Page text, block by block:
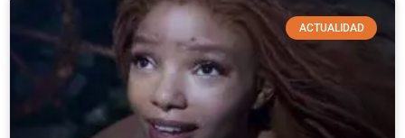
ACTUALIDAD